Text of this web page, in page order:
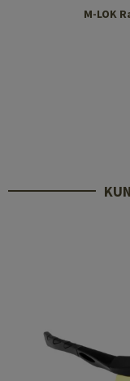
M-LOK